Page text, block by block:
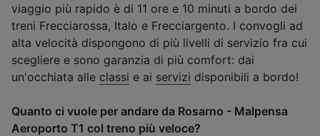
viaggio più rapido è di 11 ore e 10 minuti a bordo dei
treni Frecciarossa, Italo e Frecciargento. I convogli ad
alta velocità dispongono di più livelli di servizio fra cui
scegliere e sono garanzia di più comfort: dai
un'occhiata alle classi e ai servizi disponibili a bordo!
Quanto ci vuole per andare da Rosarno - Malpensa
Aeroporto T1 col treno più veloce?